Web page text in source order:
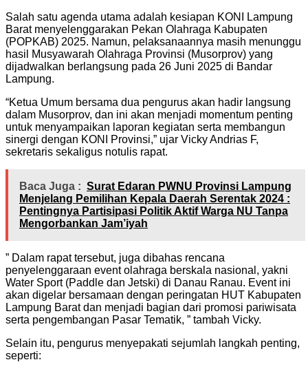
Salah satu agenda utama adalah kesiapan KONI Lampung
Barat menyelenggarakan Pekan Olahraga Kabupaten
(POPKAB) 2025. Namun, pelaksanaannya masih menunggu
hasil Musyawarah Olahraga Provinsi (Musorprov) yang
dijadwalkan berlangsung pada 26 Juni 2025 di Bandar
Lampung.
“Ketua Umum bersama dua pengurus akan hadir langsung
dalam Musorprov, dan ini akan menjadi momentum penting
untuk menyampaikan laporan kegiatan serta membangun
sinergi dengan KONI Provinsi,” ujar Vicky Andrias F,
sekretaris sekaligus notulis rapat.
Baca Juga : Surat Edaran PWNU Provinsi Lampung
Menjelang Pemilihan Kepala Daerah Serentak 2024 :
Pentingnya Partisipasi Politik Aktif Warga NU Tanpa
Mengorbankan Jam’iyah
” Dalam rapat tersebut, juga dibahas rencana
penyelenggaraan event olahraga berskala nasional, yakni
Water Sport (Paddle dan Jetski) di Danau Ranau. Event ini
akan digelar bersamaan dengan peringatan HUT Kabupaten
Lampung Barat dan menjadi bagian dari promosi pariwisata
serta pengembangan Pasar Tematik, ” tambah Vicky.
Selain itu, pengurus menyepakati sejumlah langkah penting,
seperti: